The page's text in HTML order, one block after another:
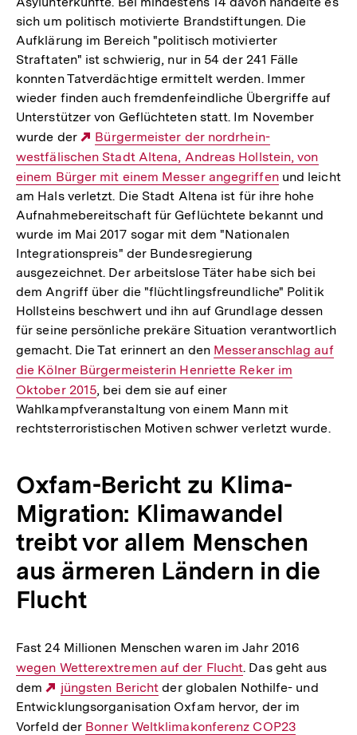
sich um politisch motivierte Brandstiftungen. Die
Aufklärung im Bereich "politisch motivierter
Straftaten" ist schwierig, nur in 54 der 241 Fälle
konnten Tatverdächtige ermittelt werden. Immer
wieder finden auch fremdenfeindliche Übergriffe auf
Unterstützer von Geflüchteten statt. Im November
wurde der
Externer
Link:
Bürgermeister der nordrhein-
westfälischen Stadt Altena, Andreas Hollstein, von
einem Bürger mit einem Messer angegriffenund leicht
am Hals verletzt. Die Stadt Altena ist für ihre hohe
Aufnahmebereitschaft für Geflüchtete bekannt und
wurde im Mai 2017 sogar mit dem "Nationalen
Integrationspreis" der Bundesregierung
ausgezeichnet. Der arbeitslose Täter habe sich bei
dem Angriff über die "flüchtlingsfreundliche" Politik
Hollsteins beschwert und ihn auf Grundlage dessen
für seine persönliche prekäre Situation verantwortlich
gemacht. Die Tat erinnert an den Interner
Link:
Messeranschlag auf
die Kölner Bürgermeisterin Henriette Reker im
Oktober 2015, bei dem sie auf einer
Wahlkampfveranstaltung von einem Mann mit
rechtsterroristischen Motiven schwer verletzt wurde.
Oxfam-Bericht zu Klima-
Migration: Klimawandel
treibt vor allem Menschen
aus ärmeren Ländern in die
Flucht
Fast 24 Millionen Menschen waren im Jahr 2016
Link:
wegen Wetterextremen auf der Flucht. Das geht aus
dem
Externer
Link:
jüngsten Bericht der globalen Nothilfe- und
Entwicklungsorganisation Oxfam hervor, der im
Vorfeld der Interner
Bonner Weltklimakonferenz COP23